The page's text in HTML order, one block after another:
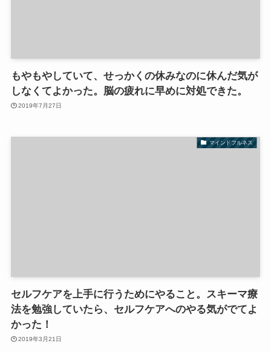
もやもやしていて、せっかくの休みなのに休んだ気が
しなくてよかった。脳の疲れに早めに対処できた。
2019年7月27日
マインドフルネス
セルフケアを上手に行うためにやること。スキーマ療
法を勉強していたら、セルフケアへのやる気がでてよ
かった！
2019年3月21日